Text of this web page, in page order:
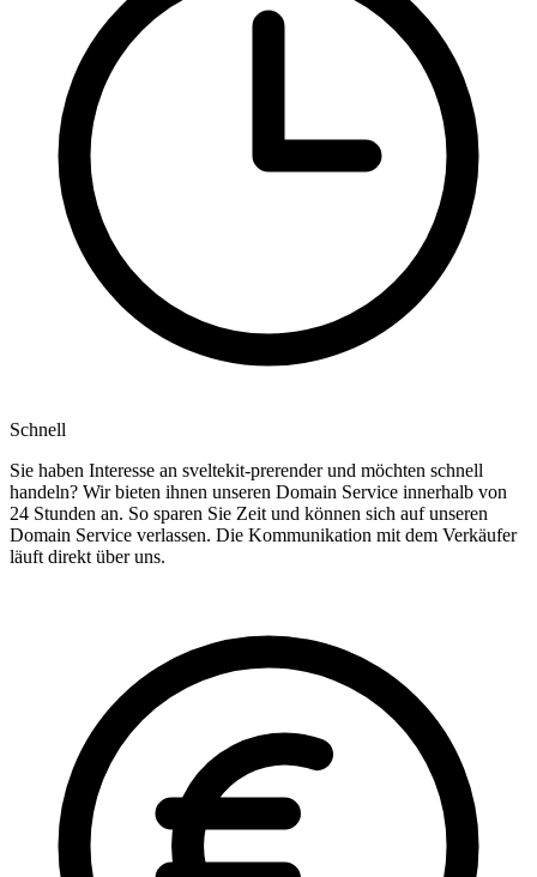
Schnell
Sie haben Interesse an sveltekit-prerender und möchten schnell
handeln? Wir bieten ihnen unseren Domain Service innerhalb von
24 Stunden an. So sparen Sie Zeit und können sich auf unseren
Domain Service verlassen. Die Kommunikation mit dem Verkäufer
läuft direkt über uns.